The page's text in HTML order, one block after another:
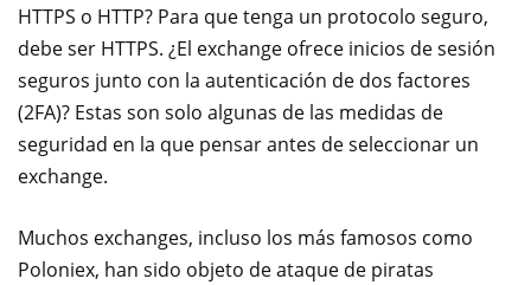
HTTPS o HTTP? Para que tenga un protocolo seguro,
debe ser HTTPS. ¿El exchange ofrece inicios de sesión
seguros junto con la autenticación de dos factores
(2FA)? Estas son solo algunas de las medidas de
seguridad en la que pensar antes de seleccionar un
exchange.
Muchos exchanges, incluso los más famosos como
Poloniex, han sido objeto de ataque de piratas